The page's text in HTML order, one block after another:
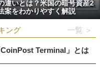
違いとは？米国の暗号資産2
案をわかりやすく解説
ング 一覧 ＞
Terminal」とは